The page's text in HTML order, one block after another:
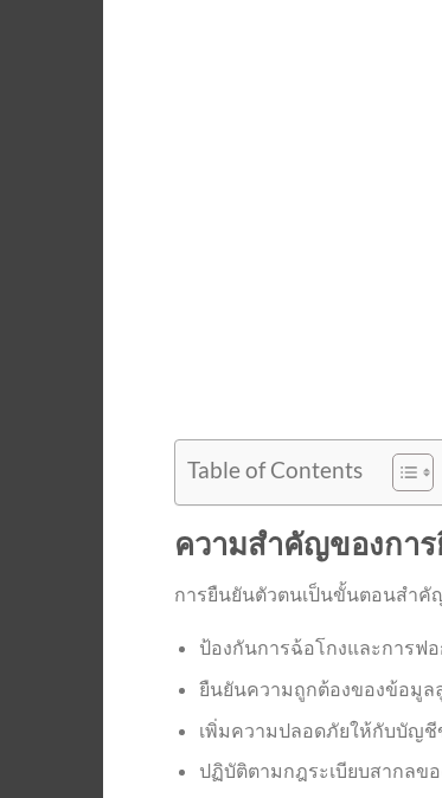
Table of Contents
ความสำคัญของกา
การยืนยันตัวตนเป็นขั้นตอนสำคั
ป้องกันการฉ้อโกงและการฟอ
ยืนยันความถูกต้องของข้อมูล
เพิ่มความปลอดภัยให้กับบัญชี
ปฏิบัติตามกฎระเบียบสากลข